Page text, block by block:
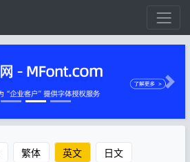
繁体 英文 日文